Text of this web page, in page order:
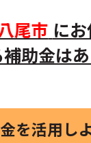
尾市 に
助金は
を活用し